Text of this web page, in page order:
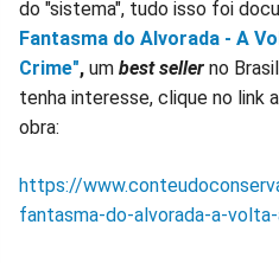
do "sistema", tudo isso foi
Fantasma do Alvorada - A
Crime", um best seller no
tenha interesse, clique no link
obra:
https://
fantasma-do-alvorada-a-